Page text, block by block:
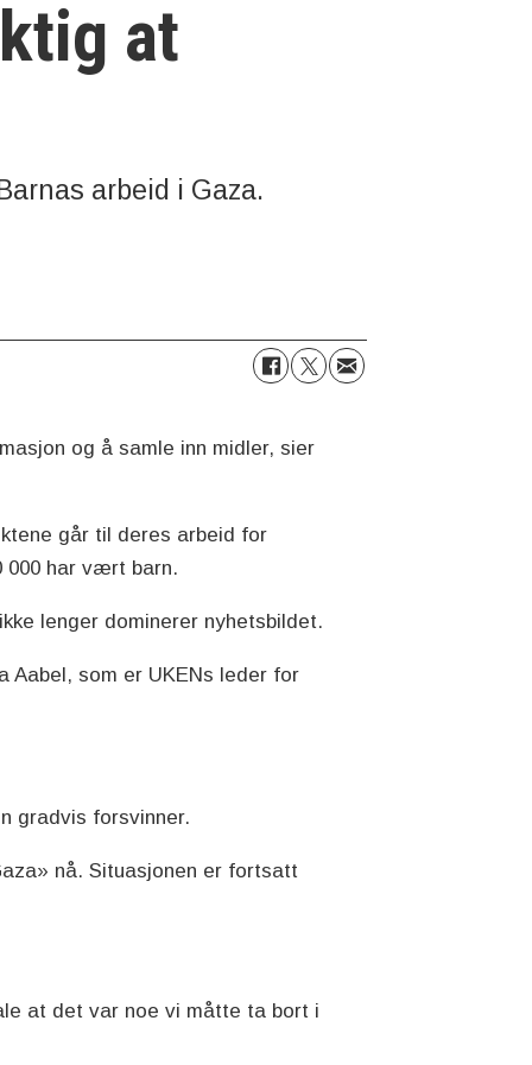
at
arbeid i Gaza.
og å samle inn midler, sier
går til deres arbeid for
000 har vært barn.
lenger dominerer nyhetsbildet.
Aabel, som er UKENs leder for
gradvis forsvinner.
nå. Situasjonen er fortsatt
at det var noe vi måtte ta bort i